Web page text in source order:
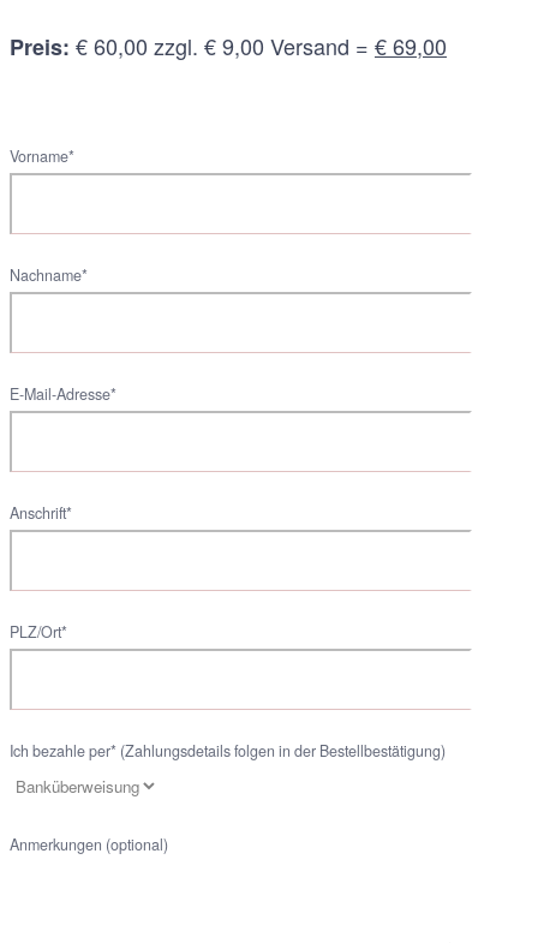
Preis: € 60,00 zzgl. € 9,00 Versand = € 69,00
Vorname*
Nachname*
E-Mail-Adresse*
Anschrift*
PLZ/Ort*
Ich bezahle per* (Zahlungsdetails folgen in der Bestellbestätigung)
Anmerkungen (optional)